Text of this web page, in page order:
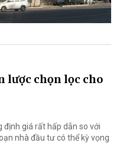
lược chọn lọc cho
giá rất hấp dẫn so với
nhà đầu tư có thể kỳ vọng